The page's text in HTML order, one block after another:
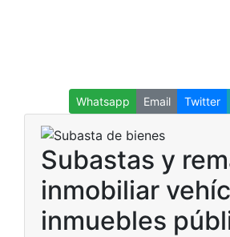
Whatsapp Email Twitter
Subastas y
inmobiliar
inmuebles